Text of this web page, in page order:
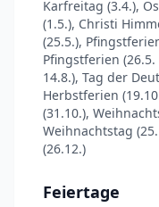
Karfreitag (3.4.),
(1.5.), Christi
(25.5.),
Pfingstferien
14.8.), Tag der
Herbstferien
(31.10.),
Weihnachtstag
(26.12.)
Feiertage